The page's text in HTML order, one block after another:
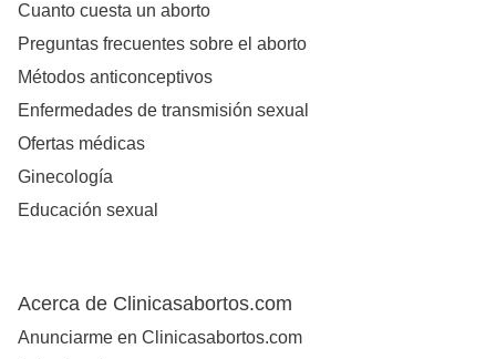
Cuanto cuesta un aborto
Preguntas frecuentes sobre el aborto
Métodos anticonceptivos
Enfermedades de transmisión sexual
Ofertas médicas
Ginecología
Educación sexual
Acerca de Clinicasabortos.com
Anunciarme en Clinicasabortos.com